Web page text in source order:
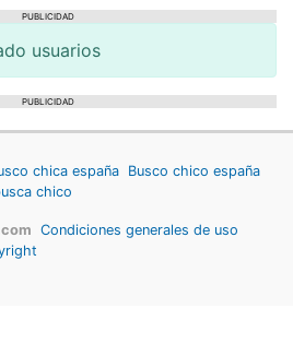
PUBLICIDAD
usuarios
PUBLICIDAD
chica españa Busco chico españa
chico
Condiciones generales de uso